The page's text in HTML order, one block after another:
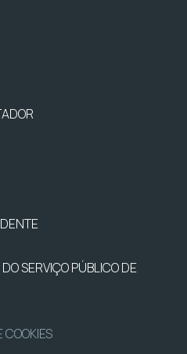
SERVIÇO PÚBLICO DE
COOKIES